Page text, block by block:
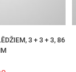
3 + 3 + 3, 86